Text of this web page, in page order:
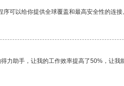
可以给你提供全球覆盖和最高安全性的连接
力助手，让我的工作效率提高了50%，让我